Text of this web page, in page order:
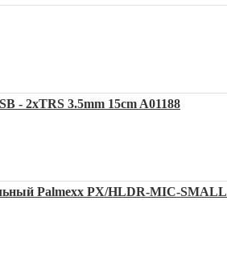
- 2xTRS 3.5mm 15cm A01188
Palmexx PX/HLDR-MIC-SMALL